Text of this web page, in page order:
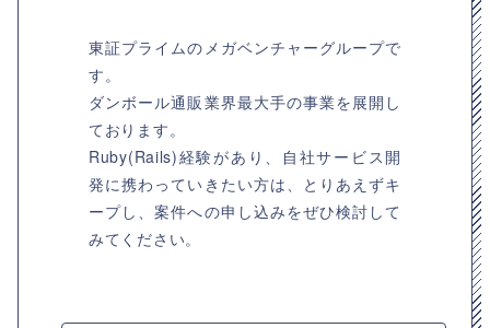
東証プライムのメガベンチャーグループで
す。
ダンボール通販業界最大手の事業を展開し
ております。
Ruby(Rails)経験があり、自社サービス開
発に携わっていきたい方は、とりあえずキ
ープし、案件への申し込みをぜひ検討して
みてください。